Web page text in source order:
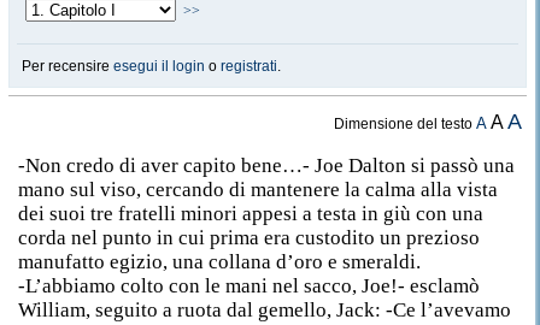
>>
Per recensire esegui il login o registrati.
Dimensione del testoA AA
-Non credo di aver capito bene…- Joe Dalton si passò una
mano sul viso, cercando di mantenere la calma alla vista
dei suoi tre fratelli minori appesi a testa in giù con una
corda nel punto in cui prima era custodito un prezioso
manufatto egizio, una collana d’oro e smeraldi.
-L’abbiamo colto con le mani nel sacco, Joe!- esclamò
William, seguito a ruota dal gemello, Jack: -Ce l’avevamo